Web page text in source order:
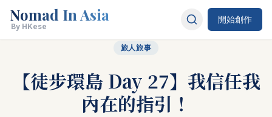
Nomad In Asia
By HKese
開始創作
旅人旅事
【徒步環島 Day 27】我信任我
內在的指引！